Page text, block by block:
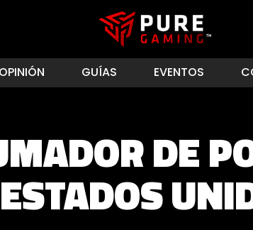
GUÍAS EVENTOS
DE
ESTADOS